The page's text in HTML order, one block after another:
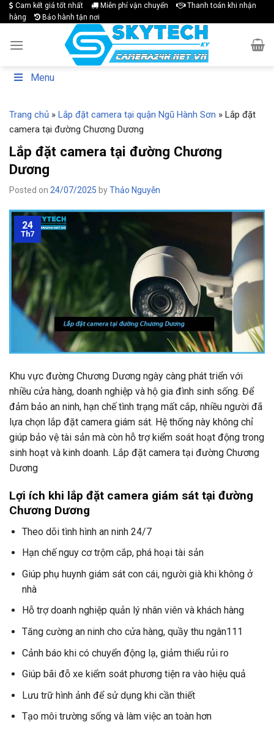
Skip
to
Cam kết giá tốt nhất Miễn phí vận chuyển
Thanh toán khi nhận
hàng
Bảo hành tận nơi
Menu
Trang chủ » Lắp đặt camera tại quận Ngũ Hành Sơn » Lắp đặt
camera tại đường Chương Dương
Lắp đặt camera tại đường Chương
Dương
Posted on 24/07/2025 byThảo Nguyễn
24
Th7
Khu vực đường Chương Dương ngày càng phát triển với
nhiều cửa hàng, doanh nghiệp và hộ gia đình sinh sống. Để
đảm bảo an ninh, hạn chế tình trạng mất cắp, nhiều người đã
lựa chọn lắp đặt camera giám sát. Hệ thống này không chỉ
giúp bảo vệ tài sản mà còn hỗ trợ kiểm soát hoạt động trong
sinh hoạt và kinh doanh. Lắp đặt camera tại đường Chương
Dương
Lợi ích khi lắp đặt camera giám sát tại đường
Chương Dương
Theo dõi tình hình an ninh 24/7
Hạn chế nguy cơ trộm cắp, phá hoại tài sản
Giúp phụ huynh giám sát con cái, người già khi không ở
nhà
Hỗ trợ doanh nghiệp quản lý nhân viên và khách hàng
Tăng cường an ninh cho cửa hàng, quầy thu ngân111
Cảnh báo khi có chuyển động lạ, giảm thiểu rủi ro
Giúp bãi đỗ xe kiểm soát phương tiện ra vào hiệu quả
Lưu trữ hình ảnh để sử dụng khi cần thiết
Tạo môi trường sống và làm việc an toàn hơn